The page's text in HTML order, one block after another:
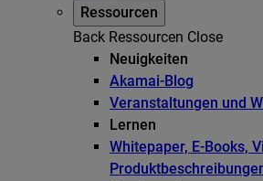
Ressourcen
Back Ressourcen Close
Neuigkeiten
Akamai-Blog
Veranstaltungen und
Lernen
Whitepaper, E-Books,